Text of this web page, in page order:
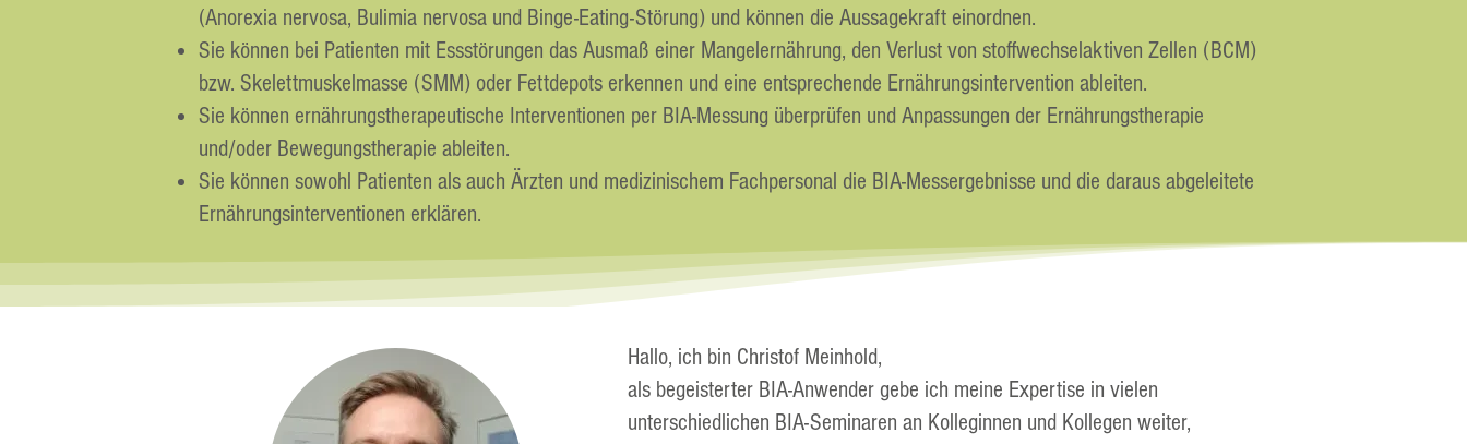
(Anorexia nervosa, Bulimia nervosa und Binge-Eating-Störung) und können die Aussagekraft einordnen.
Sie können bei Patienten mit Essstörungen das Ausmaß einer Mangelernährung, den Verlust von stoffwechselaktiven Zellen (BCM)
bzw. Skelettmuskelmasse (SMM) oder Fettdepots erkennen und eine entsprechende Ernährungsintervention ableiten.
Sie können ernährungstherapeutische Interventionen per BIA-Messung überprüfen und Anpassungen der Ernährungstherapie
und/oder Bewegungstherapie ableiten.
Sie können sowohl Patienten als auch Ärzten und medizinischem Fachpersonal die BIA-Messergebnisse und die daraus abgeleitete
Ernährungsinterventionen erklären.
Hallo, ich bin Christof Meinhold,
als begeisterter BIA-Anwender gebe ich meine Expertise in vielen
unterschiedlichen BIA-Seminaren an Kolleginnen und Kollegen weiter,